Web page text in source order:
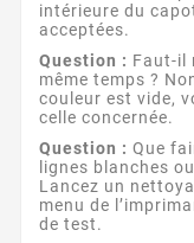
intérieure du
acceptées.
Question : Faut-il
même temps ?
couleur est vide,
celle concernée.
Question : Que
lignes blanches
Lancez un
menu de
de test.